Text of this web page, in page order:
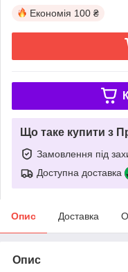
Економія 100 ₴
Що таке купити з
Замовлення під
Доступна доставка
Опис Доставка
Опис